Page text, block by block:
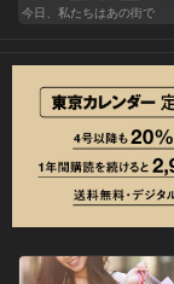
今日、私たちはあの街で